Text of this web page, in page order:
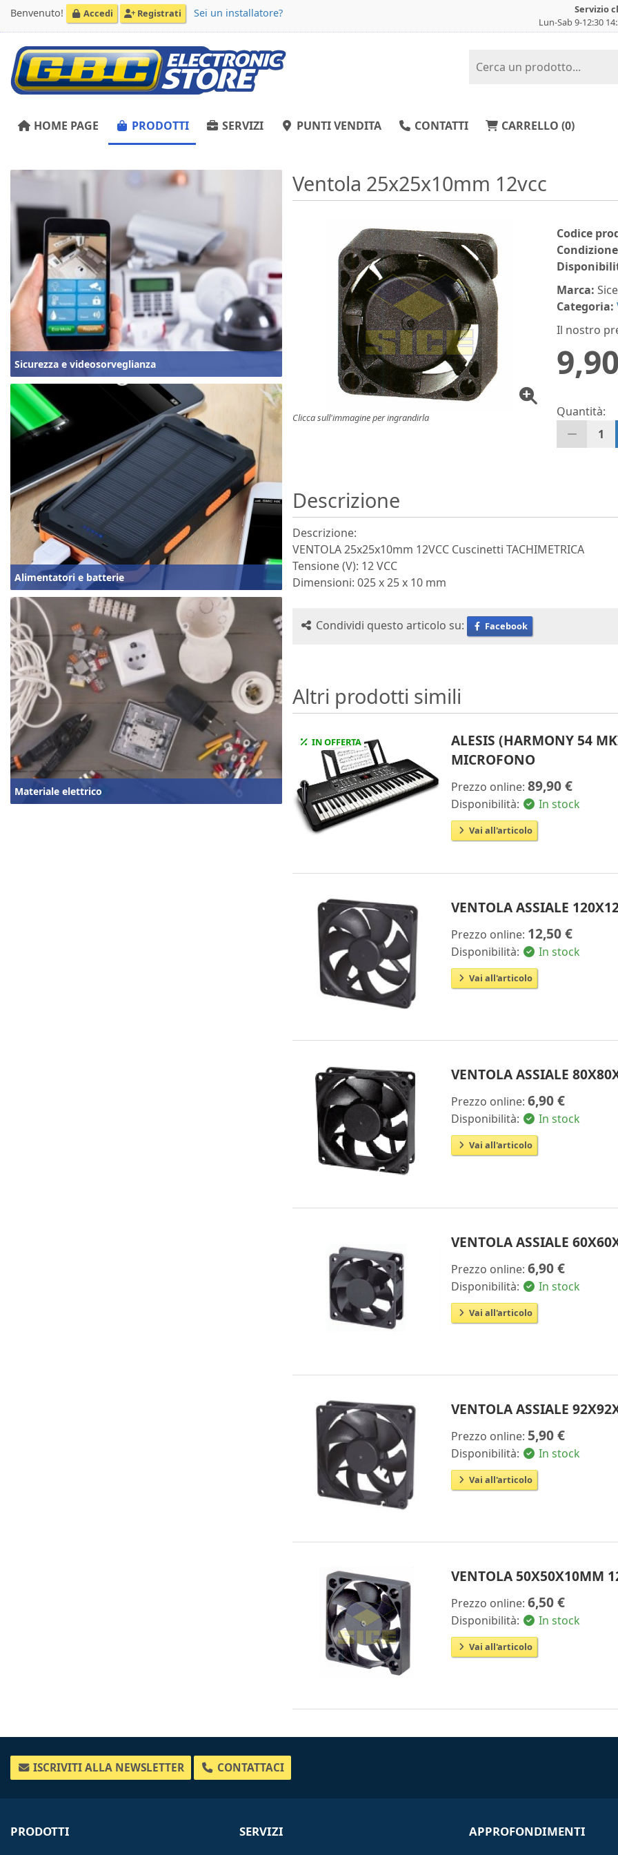
Benvenuto! Accedi Registrati Sei un installatore?
Servizio
Lun-Sab 9-12:30
HOME PAGE PRODOTTI SERVIZI PUNTI VENDITA CONTATTI CARRELLO (0)
Sicurezza e videosorveglianza
Alimentatori e batterie
Materiale elettrico
Ventola 25x25x10mm 12vcc
Clicca sull'immagine per ingrandirla
Codice
Marca: Sice
Categoria:
Il nostro
Quantità:
1
Descrizione
Descrizione:
VENTOLA 25x25x10mm 12VCC Cuscinetti TACHIMETRICA
Tensione (V): 12 VCC
Dimensioni: 025 x 25 x 10 mm
Condividi questo articolo su: Facebook
Altri prodotti simili
IN OFFERTA
ALESIS (HARMONY 54
MICROFONO
Prezzo online:89,90 €
Disponibilità: In stock
Vai all'articolo
VENTOLA ASSIALE
Prezzo online: 12,50 €
Disponibilità: In stock
Vai all'articolo
VENTOLA ASSIALE
Prezzo online:6,90 €
Disponibilità: In stock
Vai all'articolo
VENTOLA ASSIALE
Prezzo online:6,90 €
Disponibilità: In stock
Vai all'articolo
VENTOLA ASSIALE
Prezzo online: 5,90 €
Disponibilità: In stock
Vai all'articolo
VENTOLA 50X50X10MM
Prezzo online:6,50 €
Disponibilità: In stock
Vai all'articolo
ISCRIVITI ALLA NEWSLETTER CONTATTACI
PRODOTTI SERVIZI APPROFONDIMENTI